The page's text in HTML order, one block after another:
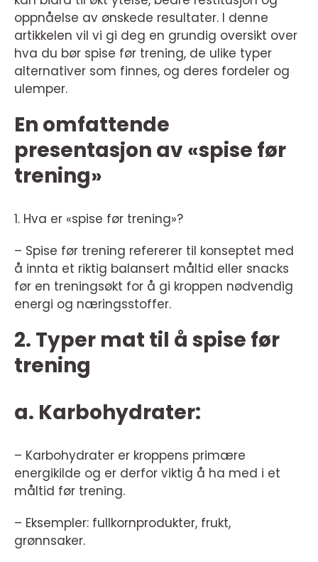
oppnåelse av ønskede resultater. I denne
artikkelen vil vi gi deg en grundig oversikt over
hva du bør spise før trening, de ulike typer
alternativer som finnes, og deres fordeler og
ulemper.
En omfattende
presentasjon av «spise før
trening»
1. Hva er «spise før trening»?
– Spise før trening refererer til konseptet med
å innta et riktig balansert måltid eller snacks
før en treningsøkt for å gi kroppen nødvendig
energi og næringsstoffer.
2. Typer mat til å spise før
trening
a. Karbohydrater:
– Karbohydrater er kroppens primære
energikilde og er derfor viktig å ha med i et
måltid før trening.
– Eksempler: fullkornprodukter, frukt,
grønnsaker.